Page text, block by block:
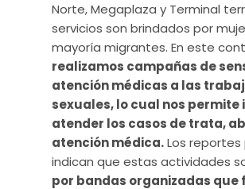
Norte, Megaplaza y Terminal
servicios son brindados por
mayoría migrantes. En este
realizamos campañas de
atención médicas a las
sexuales, lo cual nos
atender los casos de trata,
atención médica.Los reportes
indican que estas actividades
por bandas organizadas que